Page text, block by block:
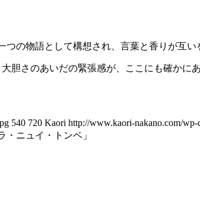
の物語として構想され、言葉と香りが互
胆さのあいだの緊張感が、ここにも確かにあ
540 720 Kaori http://www.kaori-nakano.com/
ニュイ・トンベ」